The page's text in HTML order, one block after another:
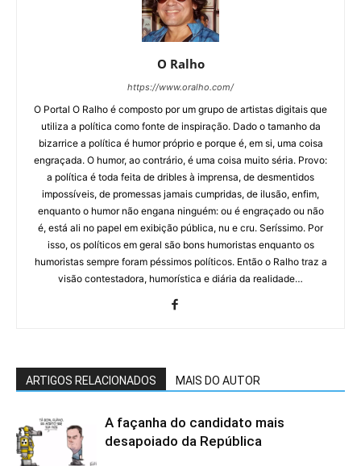
O Ralho
https://www.oralho.com/
O Portal O Ralho é composto por um grupo de artistas digitais que
utiliza a política como fonte de inspiração. Dado o tamanho da
bizarrice a política é humor próprio e porque é, em si, uma coisa
engraçada. O humor, ao contrário, é uma coisa muito séria. Provo:
a política é toda feita de dribles à imprensa, de desmentidos
impossíveis, de promessas jamais cumpridas, de ilusão, enfim,
enquanto o humor não engana ninguém: ou é engraçado ou não
é, está ali no papel em exibição pública, nu e cru. Seríssimo. Por
isso, os políticos em geral são bons humoristas enquanto os
humoristas sempre foram péssimos políticos. Então o Ralho traz a
visão contestadora, humorística e diária da realidade…
ARTIGOS RELACIONADOS MAIS DO AUTOR
A façanha do candidato mais
desapoiado da República